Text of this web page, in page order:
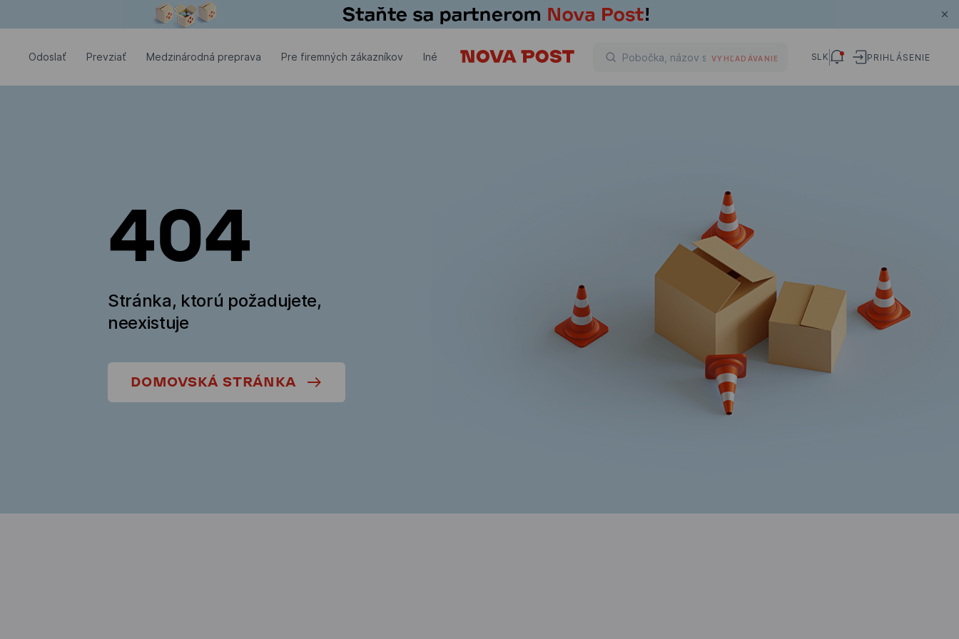
Odoslať Prevziať Medzinárodná preprava Pre firemných zákazníkov Iné VYHĽADÁVANIE SLK PRIHLÁSENIE
404
Stránka, ktorú požadujete,
neexistuje
DOMOVSKÁ STRÁNKA